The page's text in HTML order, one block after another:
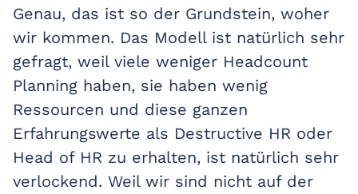
Genau, das ist so der Grundstein, woher
wir kommen. Das Modell ist natürlich sehr
gefragt, weil viele weniger Headcount
Planning haben, sie haben wenig
Ressourcen und diese ganzen
Erfahrungswerte als Destructive HR oder
Head of HR zu erhalten, ist natürlich sehr
verlockend. Weil wir sind nicht auf der